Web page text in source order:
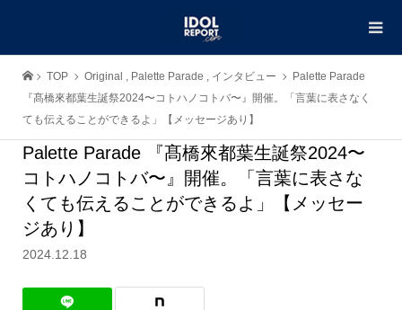
TOP Original , Palette Parade , インタビュー
Palette Parade
『髙橋來都葉生誕祭2024〜コトハノコトバ〜』開催。「言葉に表さなく
ても伝えることができるよ」【メッセージあり】
Palette Parade 『髙橋來都葉生誕祭2024〜
コトハノコトバ〜』開催。「言葉に表さな
くても伝えることができるよ」【メッセー
ジあり】
2024.12.18